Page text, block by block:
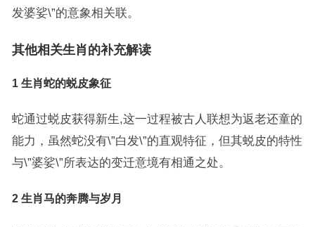
发婆娑\”的意象相关联。
其他相关生肖的补充解读
1 生肖蛇的蜕皮象征
蛇通过蜕皮获得新生,这一过程被古人联想为返老还童的
能力，虽然蛇没有\”白发\”的直观特征，但其蜕皮的特性
与\”婆娑\”所表达的变迁意境有相通之处。
2 生肖马的奔腾与岁月